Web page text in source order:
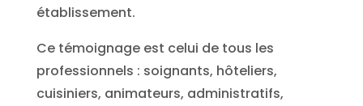
établissement.
Ce témoignage est celui de tous les
professionnels : soignants, hôteliers,
cuisiniers, animateurs, administratifs,